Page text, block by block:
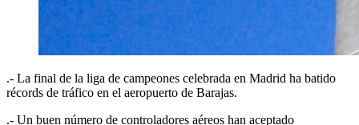
.- La final de la liga de campeones celebrada en Madrid ha batido
récords de tráfico en el aeropuerto de Barajas.
.- Un buen número de controladores aéreos han aceptado